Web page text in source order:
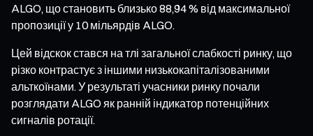
ALGO, що становить близько 88,94 % від максимальної
пропозиції у 10 мільярдів ALGO.
Цей відскок стався на тлі загальної слабкості ринку, що
різко контрастує з іншими низькокапіталізованими
альткоїнами. У результаті учасники ринку почали
розглядати ALGO як ранній індикатор потенційних
сигналів ротації.